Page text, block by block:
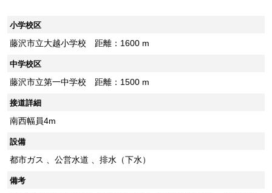
小学校区
藤沢市立大越小学校 距離：1600 m
中学校区
藤沢市立第一中学校 距離：1500 m
接道詳細
南西幅員4m
設備
都市ガス 、公営水道 、排水（下水）
備考